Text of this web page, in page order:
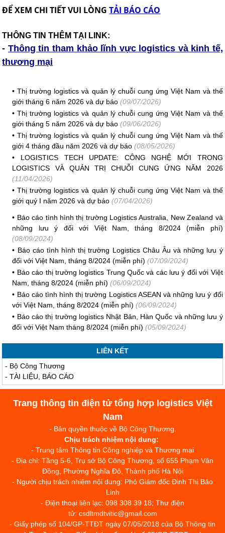
ĐỂ XEM CHI TIẾT VUI LÒNGTẢI BÁO CÁO
THÔNG TIN THÊM TẠI LINK:
- Thông tin tham khảo lĩnh vực logistics và kinh tế,
thương mại
•Thị trường logistics và quản lý chuỗi cung ứng Việt Nam và thế
giới tháng 6 năm 2026 và dự báo (09/07/2026)
•Thị trường logistics và quản lý chuỗi cung ứng Việt Nam và thế
giới tháng 5 năm 2026 và dự báo (09/06/2026)
•Thị trường logistics và quản lý chuỗi cung ứng Việt Nam và thế
giới 4 tháng đầu năm 2026 và dự báo (08/05/2026)
• LOGISTICS TECH UPDATE: CÔNG NGHỆ MỚI TRONG
LOGISTICS VÀ QUẢN TRỊ CHUỖI CUNG ỨNG NĂM 2026
(11/04/2026)
•Thị trường logistics và quản lý chuỗi cung ứng Việt Nam và thế
giới quý I năm 2026 và dự báo (07/04/2026)
• Báo cáo tình hình thị trường Logistics Australia, New Zealand và
những lưu ý đối với Việt Nam, tháng 8/2024 (miễn phí)
(08/09/2024)
• Báo cáo tình hình thị trường Logistics Châu Âu và những lưu ý
đối với Việt Nam, tháng 8/2024 (miễn phí) (07/09/2024)
• Báo cáo thị trường logistics Trung Quốc và các lưu ý đối với Việt
Nam, tháng 8/2024 (miễn phí) (06/09/2024)
• Báo cáo tình hình thị trường Logistics ASEAN và những lưu ý đối
với Việt Nam, tháng 8/2024 (miễn phí) (06/09/2024)
• Báo cáo thị trường logistics Nhật Bản, Hàn Quốc và những lưu ý
đối với Việt Nam tháng 8/2024 (miễn phí) (05/09/2024)
LIÊN KẾT
- Bộ Công Thương
-TÀI LIỆU, BÁO CÁO
Trang thông tin điện tử tổng hợp logistics Việt
Nam
- Bản quyền thuộc về Bộ Công Thương.
Chịu trách nhiệm nội dung:
- Trung tâm Thông tin Công nghiệp và Thương mại
- Địa chỉ: Tầng 5-6, Trụ sở Bộ Công Thương, số 655 Phạm Văn
Đồng, Phường Nghĩa Đô, Thành phố Hà Nội
- Người chịu trách nhiệm nội dung: Phó Giám đốc Đinh Thị Bảo
Linh
- Điện thoại liên lạc: 098 308 39 18; Thư điện
tử: csdltmdtvitic@gmail.com
- Giấy phép số 104/GP-TTĐT ngày 07/05/2018 của Bộ Thông tin